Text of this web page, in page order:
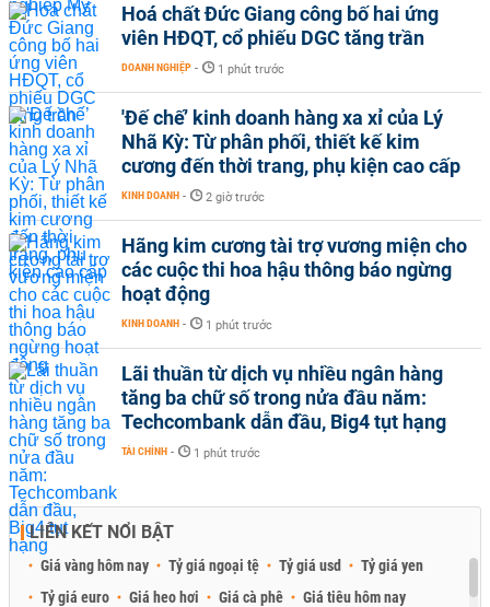
Hoá chất Đức Giang công bố hai ứng
viên HĐQT, cổ phiếu DGC tăng trần
DOANH NGHIỆP - 1 phút trước
'Đế chế’ kinh doanh hàng xa xỉ của Lý
Nhã Kỳ: Từ phân phối, thiết kế kim
cương đến thời trang, phụ kiện cao cấp
KINH DOANH - 2 giờ trước
Hãng kim cương tài trợ vương miện cho
các cuộc thi hoa hậu thông báo ngừng
hoạt động
KINH DOANH - 1 phút trước
Lãi thuần từ dịch vụ nhiều ngân hàng
tăng ba chữ số trong nửa đầu năm:
Techcombank dẫn đầu, Big4 tụt hạng
TÀI CHÍNH - 1 phút trước
LIÊN KẾT NỔI BẬT
Giá vàng hôm nay Tỷ giá ngoại tệ Tỷ giá usd
Tỷ giá yen
Tỷ giá euro
Giá heo hơi Giá cà phê Giá tiêu hôm nay